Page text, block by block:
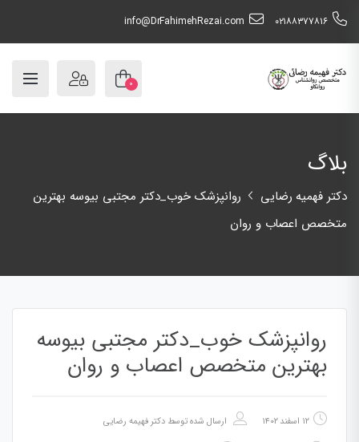
٠٢١٨٨٣٧٧٨١٦ info@DrFahimehRezai.com
۰
بلاگ
دکتر فهمیه رضایی
روانپزشک خوب_دکتر مجتبی بیوسه بهترین
متخصص اعصاب و روان
روانپزشک خوب_دکتر مجتبی بیوسه
بهترین متخصص اعصاب و روان
۱۲ اسفند ۱۴۰۲ ارسال شده توسطدکتر فهیمه رضایی